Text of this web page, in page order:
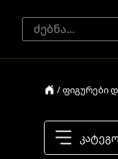
/ ფიგურები